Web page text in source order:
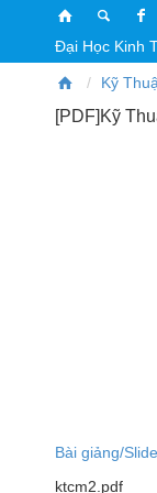
Đại Học Kinh
Kỹ
[PDF]Kỹ
Bài giảng/
ktcm2.pdf